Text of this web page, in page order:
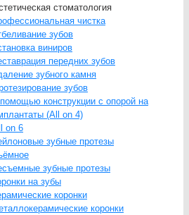
стоматология
чистка
зубов
виниров
передних зубов
зубного камня
зубов
конструкции с опорой на
(All on 4)
on 6
зубные протезы
зубные протезы
на зубы
коронки
коронки